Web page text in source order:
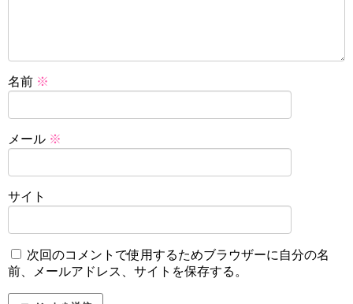
名前 ※
メール ※
サイト
次回のコメントで使用するためブラウザーに自分の名
前、メールアドレス、サイトを保存する。